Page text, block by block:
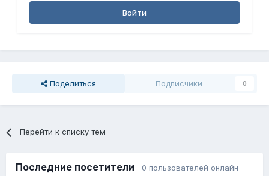
Войти
Поделиться Подписчики 0
Перейти к списку тем
Последние посетители 0 пользователей онлайн